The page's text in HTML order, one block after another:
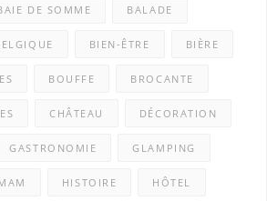
DE SOMME BALADE
BIEN-ÊTRE BIÈRE
BOUFFE BROCANTE
CHÂTEAU DÉCORATION
GASTRONOMIE GLAMPING
HISTOIRE HÔTEL